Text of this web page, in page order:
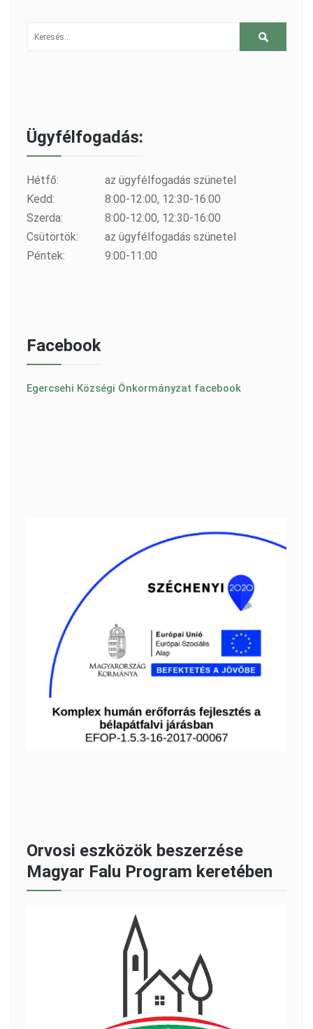
Ügyfélfogadás:
Hétfő:
az ügyfélfogadás szünetel
Kedd:
8:00-12:00, 12:30-16:00
Szerda:
8:00-12:00, 12:30-16:00
Csütörtök:
az ügyfélfogadás szünetel
Péntek:
9:00-11:00
Facebook
Egercsehi Községi Önkormányzat facebook
Orvosi eszközök beszerzése
Magyar Falu Program keretében